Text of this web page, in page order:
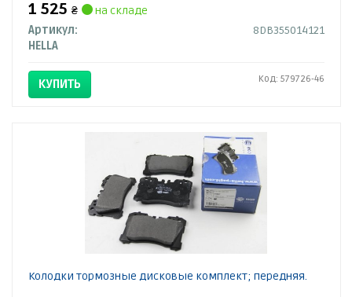
1 525 ₴
на складе
Артикул:
8DB355014121
HELLA
КУПИТЬ Код: 579726-46
Колодки тормозные дисковые комплект; передняя.